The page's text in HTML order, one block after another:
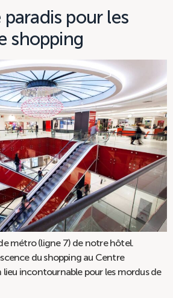
pour les
shopping
métro (ligne 7) de notre hôtel.
du shopping au Centre
incontournable pour les mordus de